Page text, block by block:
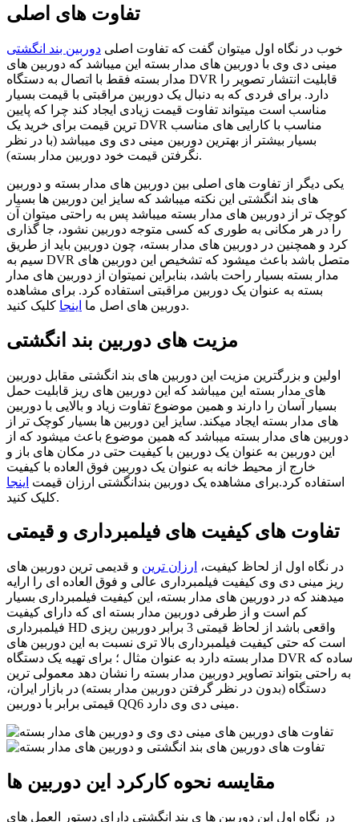
تفاوت های اصلی
خوب در نگاه اول میتوان گفت که تفاوت اصلی دوربین بند انگشتی
مینی دی وی با دوربین های مدار بسته این میباشد که دوربین های
مدار بسته فقط با اتصال به دستگاه DVR قابلیت انتشار تصویر را
دارد. برای فردی که به دنبال یک دوربین مراقبتی با قیمت بسیار
مناسب است میتواند تفاوت قیمت زیادی ایجاد کند چرا که پایین
ترین قیمت برای خرید یک DVR مناسب با کارایی های مناسب
بسیار بیشتر از بهترین دوربین مینی دی وی میباشد (با در نظر
نگرفتن قیمت خود دوربین مدار بسته).
یکی دیگر از تفاوت های اصلی بین دوربین های مدار بسته و دوربین
های بند انگشتی این نکته میباشد که سایز این دوربین ها بسیار
کوچک تر از دوربین های مدار بسته میباشد پس به راحتی میتوان آن
را در هر مکانی به طوری که کسی متوجه دوربین نشود، جا گذاری
کرد و همچنین در دوربین های مدار بسته، چون دوربین باید از طریق
سیم به DVR متصل باشد باعث میشود که تشخیص این دوربین های
مدار بسته بسیار راحت باشد، بنابراین نمیتوان از دوربین های مدار
بسته به عنوان یک دوربین مراقبتی استفاده کرد. برای مشاهده
دوربین های اصل ما اینجا کلیک کنید.
مزیت های دوربین بند انگشتی
اولین و بزرگترین مزیت این دوربین های بند انگشتی مقابل دوربین
های مدار بسته این میباشد که این دوربین های ریز قابلیت حمل
بسیار آسان را دارند و همین موضوع تفاوت زیاد و بالایی با دوربین
های مدار بسته ایجاد میکند. سایز این دوربین ها بسیار کوچک تر از
دوربین های مدار بسته میباشد که همین موضوع باعث میشود که از
این دوربین به عنوان یک دوربین با کیفیت حتی در مکان های باز و
خارج از محیط خانه به عنوان یک دوربین فوق العاده با کیفیت
استفاده کرد.برای مشاهده یک دوربین بندانگشتی ارزان قیمت اینجا
کلیک کنید.
در نگاه اول از لحاظ کیفیت، ارزان ترین و قدیمی ترین دوربین های
ریز مینی دی وی کیفیت فیلمبرداری عالی و فوق العاده ای را ارایه
میدهند که در دوربین های مدار بسته، این کیفیت فیلمبرداری بسیار
کم است و از طرفی دوربین مدار بسته ای که دارای کیفیت
فیلمبرداری HD واقعی باشد از لحاظ قیمتی 3 برابر دوربین ریزی
است که حتی کیفیت فیلمبرداری بالا تری نسبت به این دوربین های
مدار بسته دارد به عنوان مثال ؛ برای تهیه یک دستگاه DVR ساده که
به راحتی بتواند تصاویر دوربین مدار بسته را نشان دهد معمولی ترین
دستگاه (بدون در نظر گرفتن دوربین مدار بسته) در بازار ایران،
قیمتی برابر با دوربین QQ6 مینی دی وی دارد.
مقایسه نحوه کارکرد این دوربین ها
در نگاه اول این دوربین ها ی بند انگشتی دارای دستور العمل های